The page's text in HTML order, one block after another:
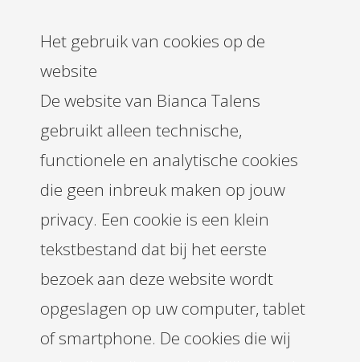
Het gebruik van cookies op de
website
De website van Bianca Talens
gebruikt alleen technische,
functionele en analytische cookies
die geen inbreuk maken op jouw
privacy. Een cookie is een klein
tekstbestand dat bij het eerste
bezoek aan deze website wordt
opgeslagen op uw computer, tablet
of smartphone. De cookies die wij